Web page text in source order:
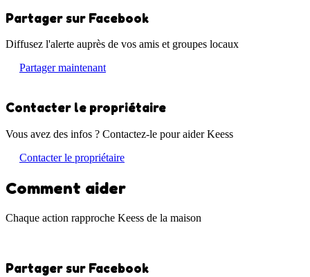
Partager sur Facebook
Diffusez l'alerte auprès de vos amis et groupes locaux
Partager maintenant
Contacter le propriétaire
Vous avez des infos ? Contactez-le pour aider Keess
Contacter le propriétaire
Comment aider
Chaque action rapproche Keess de la maison
Partager sur Facebook